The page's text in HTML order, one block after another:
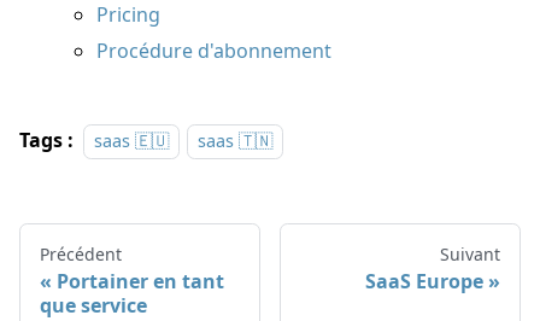
Pricing
Procédure d'abonnement
Tags : saas 🇪🇺 saas 🇹🇳
Précédent
Portainer en tant
que service
Suivant
SaaS Europe